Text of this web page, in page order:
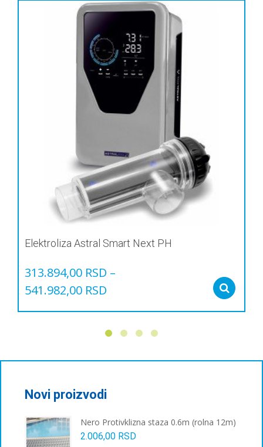
Elektroliza Astral Smart Next PH
313.894,00 RSD –
541.982,00 RSD
бити
изабране
на
страници
производа.
Novi proizvodi
Nero Protivklizna staza 0.6m (rolna 12m)
2.006,00 RSD